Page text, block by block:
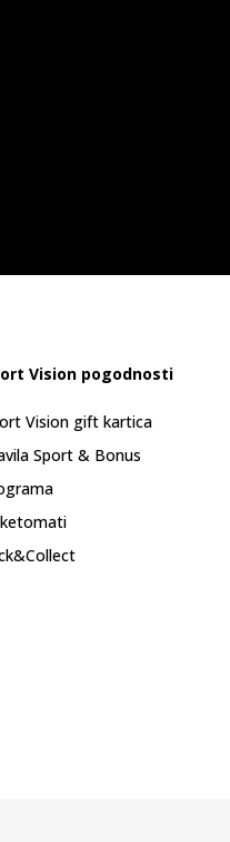
Vision pogodnosti
Vision gift kartica
Sport & Bonus